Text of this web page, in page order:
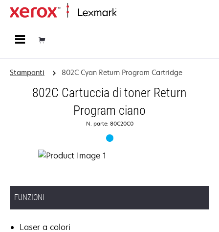
Stampanti 802C Cyan Return Program Cartridge
802C Cartuccia di toner Return
Program ciano
N. parte: 80C20C0
FUNZIONI
Laser a colori